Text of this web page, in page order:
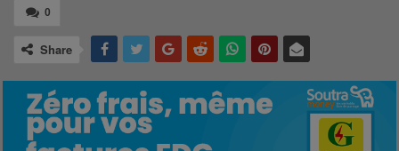
0
Share